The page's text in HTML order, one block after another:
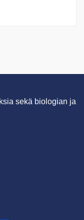
sekä biologian ja